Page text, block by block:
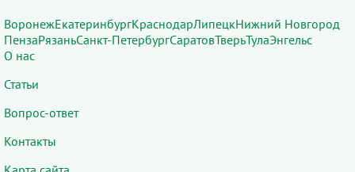
ВоронежЕкатеринбургКраснодарЛипецкНижний Новгород
ПензаРязаньСанкт-ПетербургСаратовТверьТулаЭнгельс
О нас
Статьи
Вопрос-ответ
Контакты